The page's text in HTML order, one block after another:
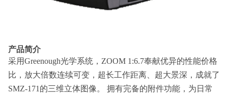
产品简介
采用Greenough光学系统，ZOOM 1:6.7奉献优异的性能价格
比，放大倍数连续可变，超长工作距离、超大景深，成就了
SMZ-171的三维立体图像。 拥有完备的附件功能，为日常